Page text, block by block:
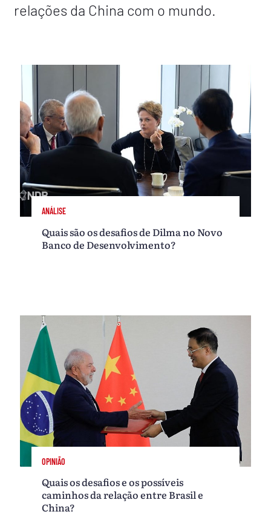
relações da China com o mundo.
ANÁLISE
Quais são os desafios de Dilma no Novo
Banco de Desenvolvimento?
OPINIÃO
Quais os desafios e os possíveis
caminhos da relação entre Brasil e
China?